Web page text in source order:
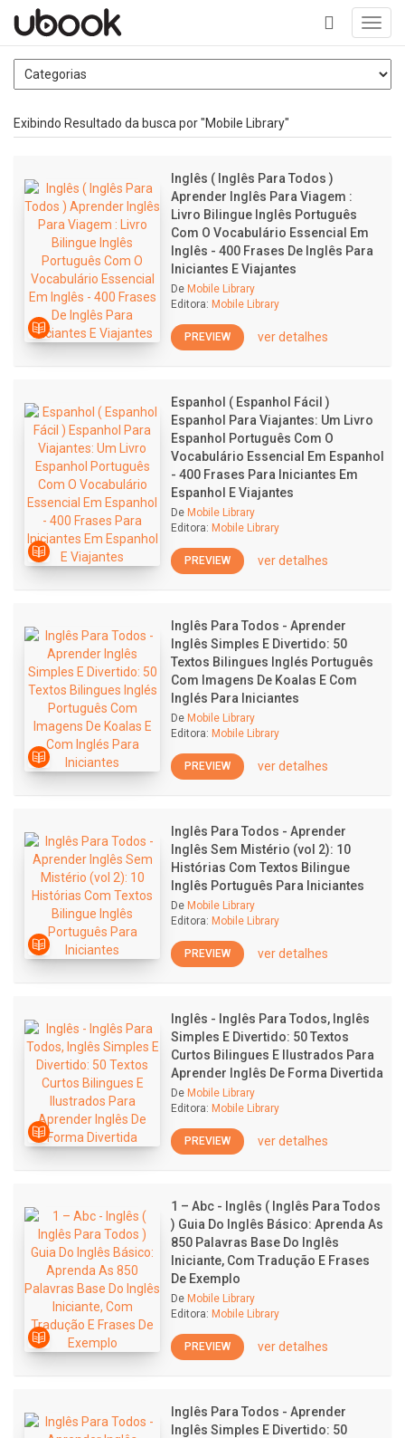
+
Exibindo Resultado da busca por "Mobile Library"
Inglês ( Inglês Para Todos )
Aprender Inglês Para Viagem :
Livro Bilingue Inglês Português
Com O Vocabulário Essencial Em
Inglês - 400 Frases De Inglês Para
Iniciantes E Viajantes
De Mobile Library
Editora: Mobile Library
PREVIEW ver detalhes
Espanhol ( Espanhol Fácil )
Espanhol Para Viajantes: Um Livro
Espanhol Português Com O
Vocabulário Essencial Em Espanhol
- 400 Frases Para Iniciantes Em
Espanhol E Viajantes
De Mobile Library
Editora: Mobile Library
PREVIEW ver detalhes
Inglês Para Todos - Aprender
Inglês Simples E Divertido: 50
Textos Bilingues Inglés Português
Com Imagens De Koalas E Com
Inglés Para Iniciantes
De Mobile Library
Editora: Mobile Library
PREVIEW ver detalhes
Inglês Para Todos - Aprender
Inglês Sem Mistério (vol 2): 10
Histórias Com Textos Bilingue
Inglês Português Para Iniciantes
De Mobile Library
Editora: Mobile Library
PREVIEW ver detalhes
Inglês - Inglês Para Todos, Inglês
Simples E Divertido: 50 Textos
Curtos Bilingues E Ilustrados Para
Aprender Inglês De Forma Divertida
De Mobile Library
Editora: Mobile Library
PREVIEW ver detalhes
1 – Abc - Inglês ( Inglês Para Todos
) Guia Do Inglês Básico: Aprenda As
850 Palavras Base Do Inglês
Iniciante, Com Tradução E Frases
De Exemplo
De Mobile Library
Editora: Mobile Library
PREVIEW ver detalhes
Inglês Para Todos - Aprender
Inglês Simples E Divertido: 50